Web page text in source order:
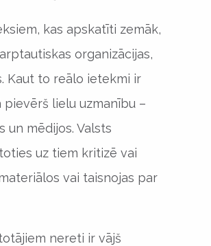
kas apskatīti zemāk,
organizācijas,
Kaut to reālo ietekmi ir
lielu uzmanību –
un mēdijos. Valsts
uz tiem kritizē vai
vai taisnojas par
nereti ir vājš